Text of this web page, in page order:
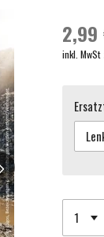
2,99
inkl. MwSt